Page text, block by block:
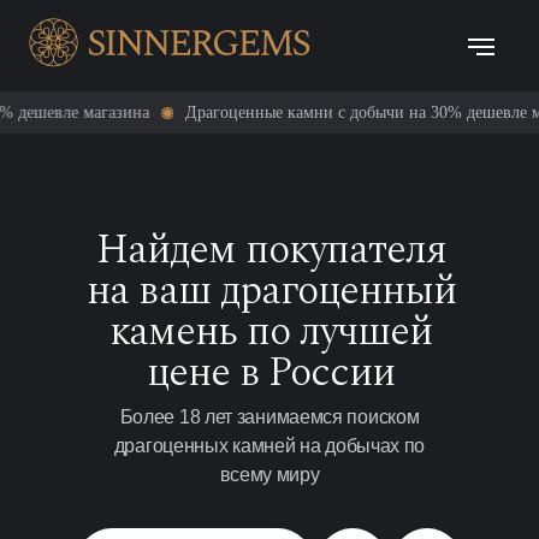
магазина Драгоценные камни с добычи на 30% дешевле магазина
Более 18 лет занимаемся поиском
драгоценных камней на добычах по
всему миру
Найдем покупателя
на ваш драгоценный
камень по лучшей
цене в России